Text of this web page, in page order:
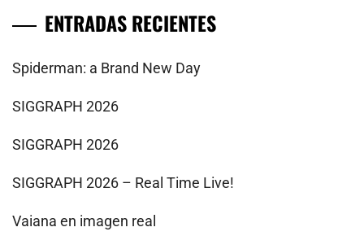
ENTRADAS RECIENTES
Spiderman: a Brand New Day
SIGGRAPH 2026
SIGGRAPH 2026
SIGGRAPH 2026 – Real Time Live!
Vaiana en imagen real